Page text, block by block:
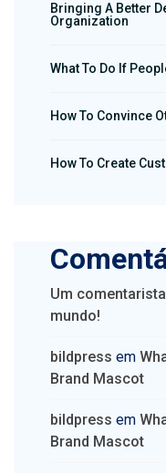
Bringing A Better
Organization
What To Do If
How To Convince
How To Create
Um
mundo!
bildpress em
Brand Mascot
bildpress em
Brand Mascot